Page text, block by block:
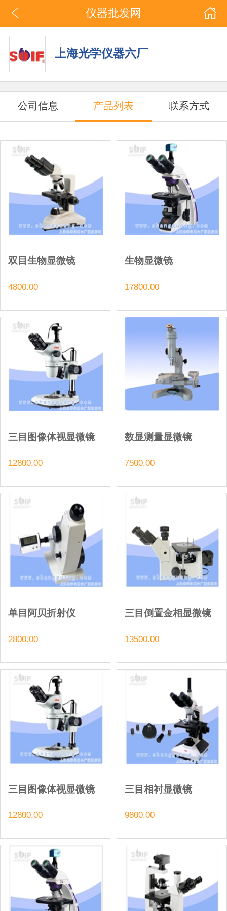
仪器批发网
上海光学仪器六厂
公司信息 产品列表 联系方式
双目生物显微镜
4800.00
生物显微镜
17800.00
三目图像体视显微镜
12800.00
数显测量显微镜
7500.00
单目阿贝折射仪
2800.00
三目倒置金相显微镜
13500.00
三目图像体视显微镜
12800.00
三目相衬显微镜
9800.00